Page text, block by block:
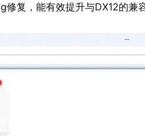
修复，能有效提升与DX12的兼